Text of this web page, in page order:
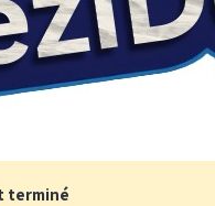
terminé